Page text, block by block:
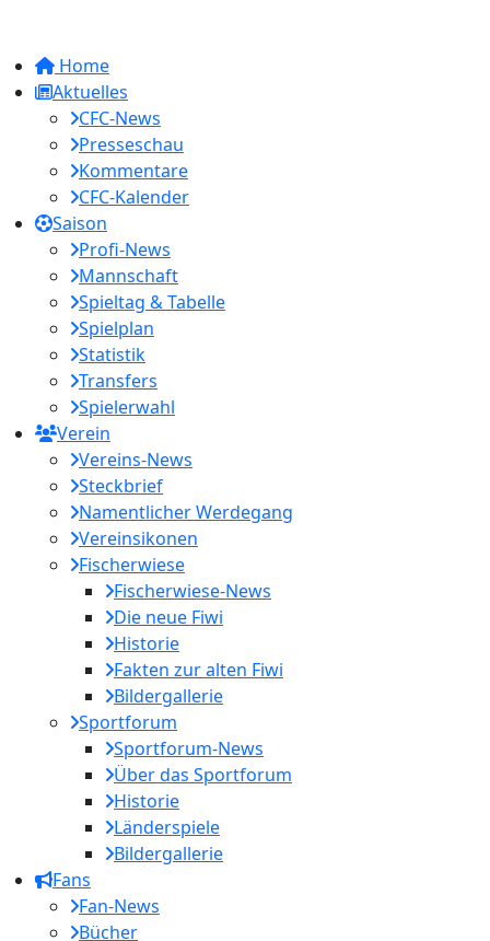
Home
Aktuelles
CFC-News
Presseschau
Kommentare
CFC-Kalender
Saison
Profi-News
Mannschaft
Spieltag & Tabelle
Spielplan
Statistik
Transfers
Spielerwahl
Verein
Vereins-News
Steckbrief
Namentlicher Werdegang
Vereinsikonen
Fischerwiese
Fischerwiese-News
Die neue Fiwi
Historie
Fakten zur alten Fiwi
Bildergallerie
Sportforum
Sportforum-News
Über das Sportforum
Historie
Länderspiele
Bildergallerie
Fans
Fan-News
Bücher